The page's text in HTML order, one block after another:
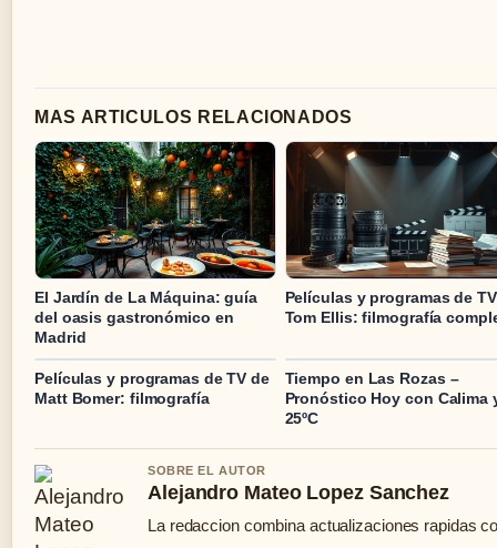
MAS ARTICULOS RELACIONADOS
El Jardín de La Máquina: guía
del oasis gastronómico en
Madrid
Películas y programas de
Tom Ellis: filmografía
Películas y programas de TV de
Matt Bomer: filmografía
Tiempo en Las Rozas –
Pronóstico Hoy con Calima
25ºC
SOBRE EL AUTOR
Alejandro Mateo Lopez Sanchez
La redaccion combina actualizaciones rapidas